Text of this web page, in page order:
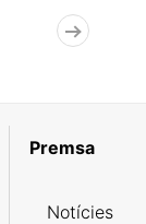
Premsa
Notícies